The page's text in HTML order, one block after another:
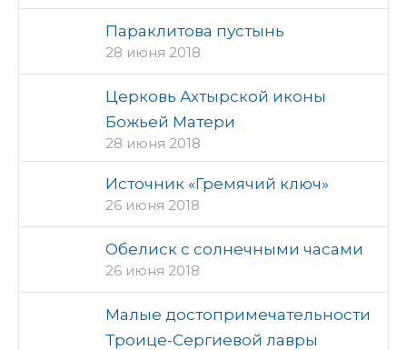
Параклитова пустынь
28 июня 2018
Церковь Ахтырской иконы
Божьей Матери
28 июня 2018
Источник «Гремячий ключ»
26 июня 2018
Обелиск с солнечными часами
26 июня 2018
Малые достопримечательности
Троице-Сергиевой лавры